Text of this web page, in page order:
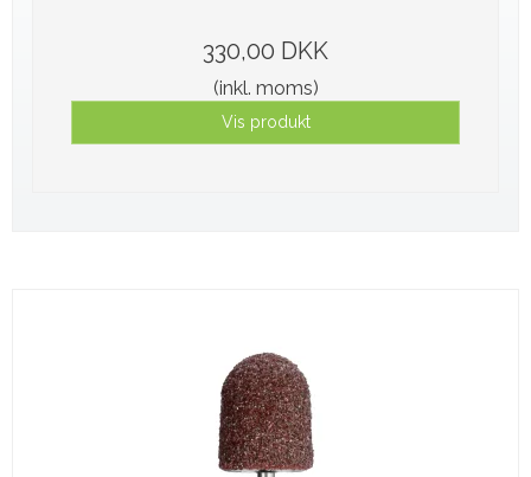
330,00 DKK
(inkl. moms)
Vis produkt